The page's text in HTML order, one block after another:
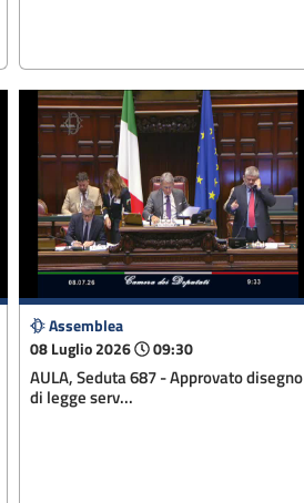
Assemblea
08 Luglio 2026
09:30
AULA, Seduta 687 - Approvato disegno
di legge serv...